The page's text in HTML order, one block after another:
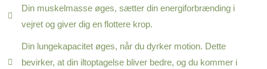
Din muskelmasse øges, sætter din energiforbrænding i
vejret og giver dig en flottere krop.
Din lungekapacitet øges, når du dyrker motion. Dette
bevirker, at din iltoptagelse bliver bedre, og du kommer i